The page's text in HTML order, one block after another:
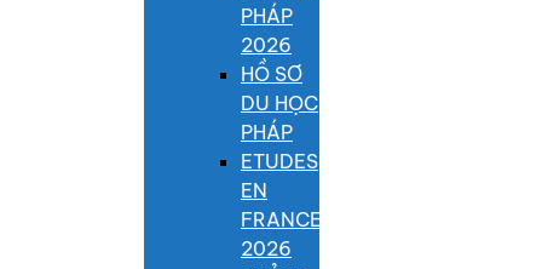
PHÁP
2026
HỒ SƠ
DU HỌC
PHÁP
ETUDES
EN
FRANCE
2026